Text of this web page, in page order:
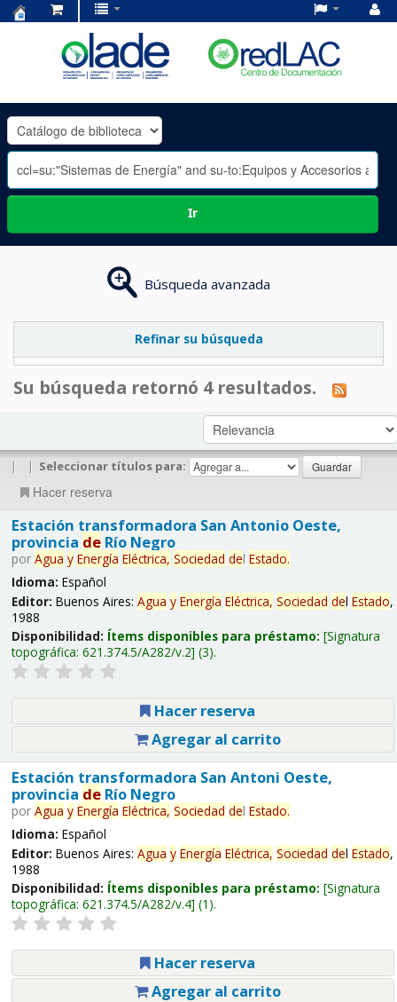
OLADE
-
Ir
Búsqueda avanzada
Refinar su búsqueda
Su búsqueda retornó 4 resultados.
| | Seleccionar títulos para:
Hacer reserva
Estación transformadora San Antonio Oeste,
provincia deRío Negro
por Agua y Energía Eléctrica, Sociedad del Estado.
Idioma: Español
Editor: Buenos Aires: Agua y Energía Eléctrica, Sociedad del Estado,
1988
Disponibilidad: Ítems disponibles para préstamo: Signatura
topográfica: 621.374.5/A282/v.2 (3).
Hacer reserva
Agregar al carrito
Estación transformadora San Antoni Oeste,
provincia deRío Negro
por Agua y Energía Eléctrica, Sociedad del Estado.
Idioma: Español
Editor: Buenos Aires: Agua y Energía Eléctrica, Sociedad del Estado,
1988
Disponibilidad: Ítems disponibles para préstamo: Signatura
topográfica: 621.374.5/A282/v.4 (1).
Hacer reserva
Agregar al carrito